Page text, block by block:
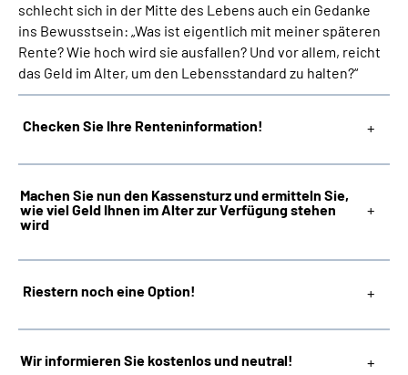
Suche
Language
Leichte Sprache
schlecht sich in der Mitte des Lebens auch ein Gedanke
ins Bewusstsein: „Was ist eigentlich mit meiner späteren
Rente? Wie hoch wird sie ausfallen? Und vor allem, reicht
das Geld im Alter, um den Lebensstandard zu halten?“
Checken Sie Ihre Renteninformation!
Machen Sie nun den Kassensturz und ermitteln Sie,
wie viel Geld Ihnen im Alter zur Verfügung stehen
wird
Riestern noch eine Option!
Wir informieren Sie kostenlos und neutral!